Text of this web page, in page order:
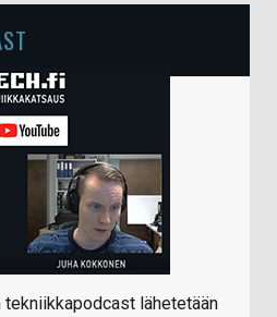
lähetetään